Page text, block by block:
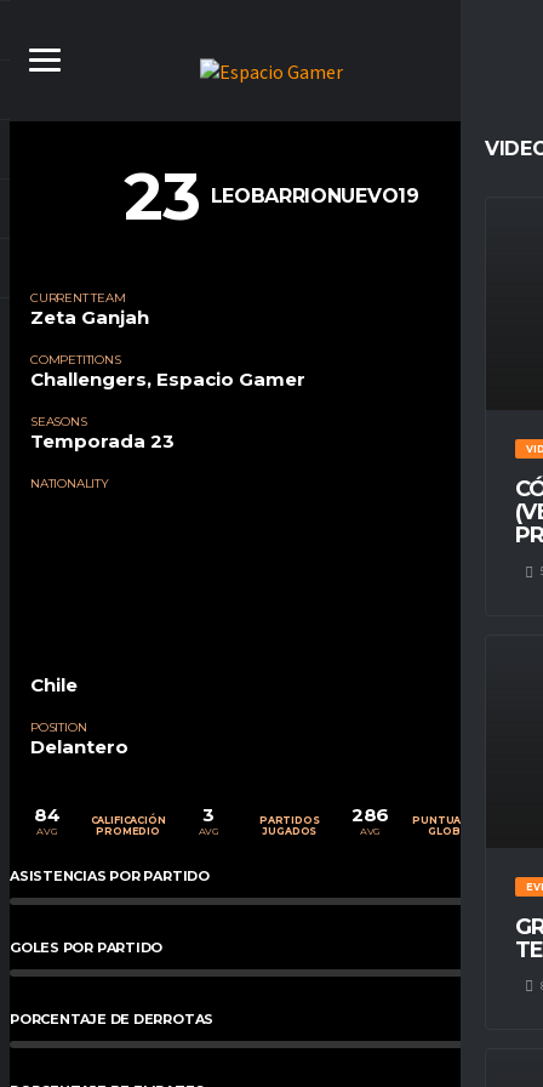
23 LEOBARRIONUEVO19
CURRENT TEAM
Zeta Ganjah
COMPETITIONS
Challengers, Espacio Gamer
SEASONS
Temporada 23
NATIONALITY
Chile
POSITION
Delantero
84
AVG
CALIFICACIÓN
PROMEDIO
3
AVG
PARTIDOS
JUGADOS
286
AVG
PUNTUACIÓN
GLOBAL
ASISTENCIAS POR PARTIDO 0%
GOLES POR PARTIDO 0%
PORCENTAJE DE DERROTAS